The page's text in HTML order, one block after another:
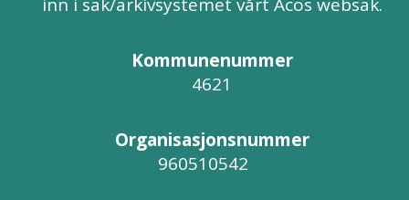
inn i sak/arkivsystemet vårt Acos websak.
Kommunenummer
4621
Organisasjonsnummer
960510542